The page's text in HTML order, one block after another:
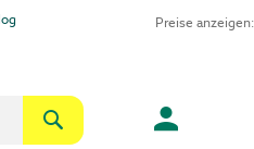
Preise anzeigen:
Suche